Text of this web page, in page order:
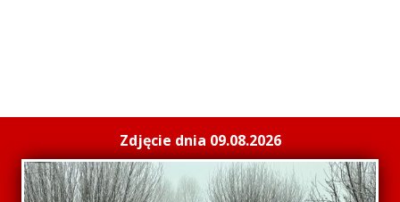
Zdjęcie dnia 09.08.2026